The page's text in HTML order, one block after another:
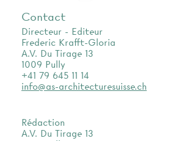
Contact
Directeur - Editeur
Frederic Krafft-Gloria
A.V. Du Tirage 13
1009 Pully
+41 79 645 11 14
info@as-architecturesuisse.ch
Rédaction
A.V. Du Tirage 13